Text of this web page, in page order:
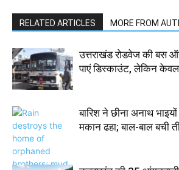
RELATED ARTICLES MORE FROM
उत्तराखंड रोडवेज की बस
पाएं डिस्काउंट, लेकिन
बारिश ने छीना अनाथ
मकान ढहा; बाल-बाल बची